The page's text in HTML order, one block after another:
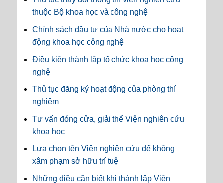
thuộc Bộ khoa học và công nghệ
Chính sách đầu tư của Nhà nước cho hoạt
động khoa học công nghệ
Điều kiện thành lập tổ chức khoa học công
nghệ
Thủ tục đăng ký hoạt động của phòng thí
nghiệm
Tư vấn đóng cửa, giải thể Viện nghiên cứu
khoa học
Lựa chọn tên Viện nghiên cứu để không
xâm phạm sở hữu trí tuệ
Những điều cần biết khi thành lập Viện